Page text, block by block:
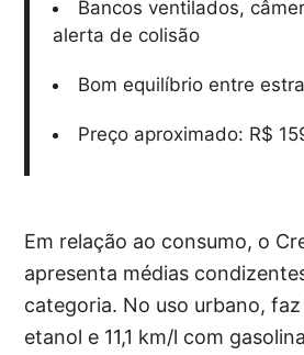
Bancos ventilados,
alerta de colisão
Bom equilíbrio entre
Preço aproximado: R$
Em relação ao consumo, o
apresenta médias
categoria. No uso urbano,
etanol e 11,1 km/l com